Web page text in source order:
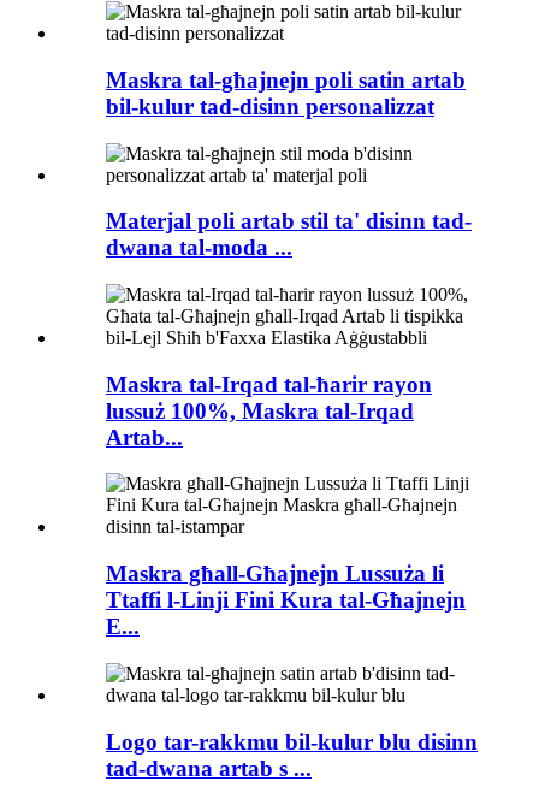
Maskra tal-għajnejn poli satin artab
bil-kulur tad-disinn personalizzat
Materjal poli artab stil ta' disinn tad-
dwana tal-moda ...
Maskra tal-Irqad tal-ħarir rayon
lussuż 100%, Maskra tal-Irqad
Artab...
Maskra għall-Għajnejn Lussuża li
Ttaffi l-Linji Fini Kura tal-Għajnejn
E...
Logo tar-rakkmu bil-kulur blu disinn
tad-dwana artab s ...